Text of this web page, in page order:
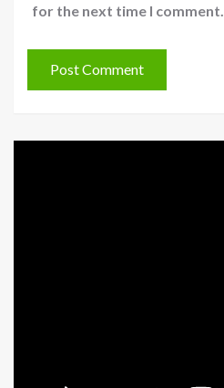
for the next time I comment.